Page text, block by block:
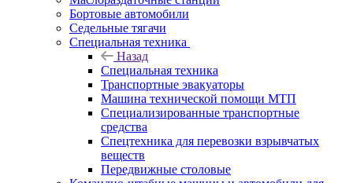
Бортовые автомобили
Седельные тягачи
Специальная техника
Назад
Специальная техника
Транспортные эвакуаторы
Машина технической помощи МТП
Специализированные транспортные
средства
Спецтехника для перевозки взрывчатых
веществ
Передвижные столовые